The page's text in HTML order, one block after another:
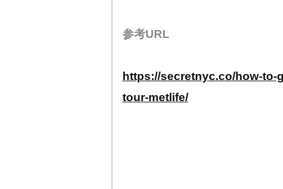
参考URL
https://secretnyc.co/how-to-
tour-metlife/